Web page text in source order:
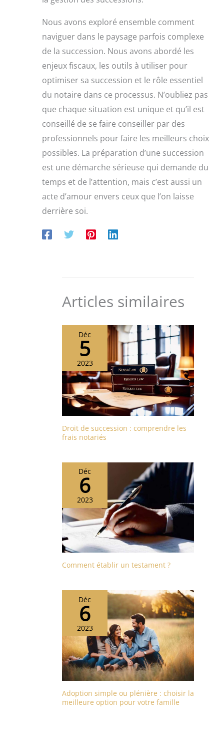
Nous avons exploré ensemble comment
naviguer dans le paysage parfois complexe
de la succession. Nous avons abordé les
enjeux fiscaux, les outils à utiliser pour
optimiser sa succession et le rôle essentiel
du notaire dans ce processus. N’oubliez pas
que chaque situation est unique et qu’il est
conseillé de se faire conseiller par des
professionnels pour faire les meilleurs choix
possibles. La préparation d’une succession
est une démarche sérieuse qui demande du
temps et de l’attention, mais c’est aussi un
acte d’amour envers ceux que l’on laisse
derrière soi.
Articles similaires
Déc
5
2023
Droit de succession : comprendre les
frais notariés
Déc
6
2023
Comment établir un testament ?
Déc
6
2023
Adoption simple ou plénière : choisir la
meilleure option pour votre famille